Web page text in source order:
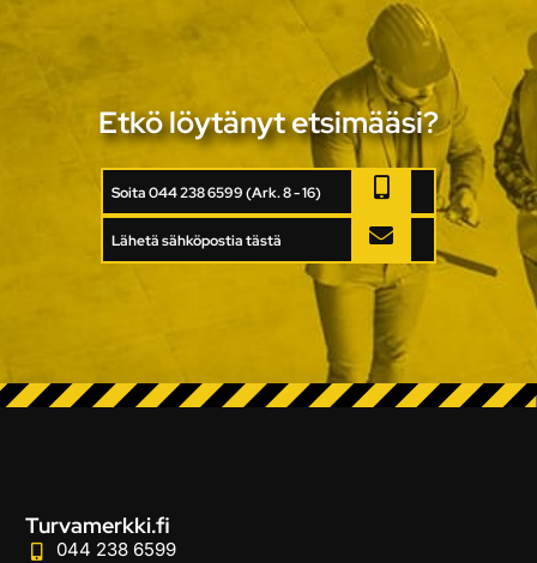
Etkö löytänyt etsimääsi?
Soita 044 238 6599 (Ark. 8 - 16)
Lähetä sähköpostia tästä
Turvamerkki.fi
044 238 6599